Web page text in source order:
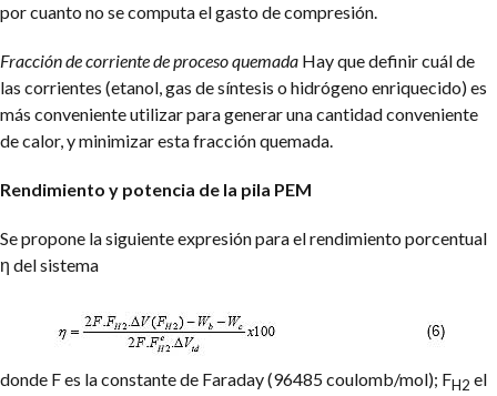
por cuanto no se computa el gasto de compresión.
Fracción de corriente de proceso quemada Hay que definir cuál de
las corrientes (etanol, gas de síntesis o hidrógeno enriquecido) es
más conveniente utilizar para generar una cantidad conveniente
de calor, y minimizar esta fracción quemada.
Rendimiento y potencia de la pila PEM
Se propone la siguiente expresión para el rendimiento porcentual
η del sistema
donde F es la constante de Faraday (96485 coulomb/mol); FH2 el